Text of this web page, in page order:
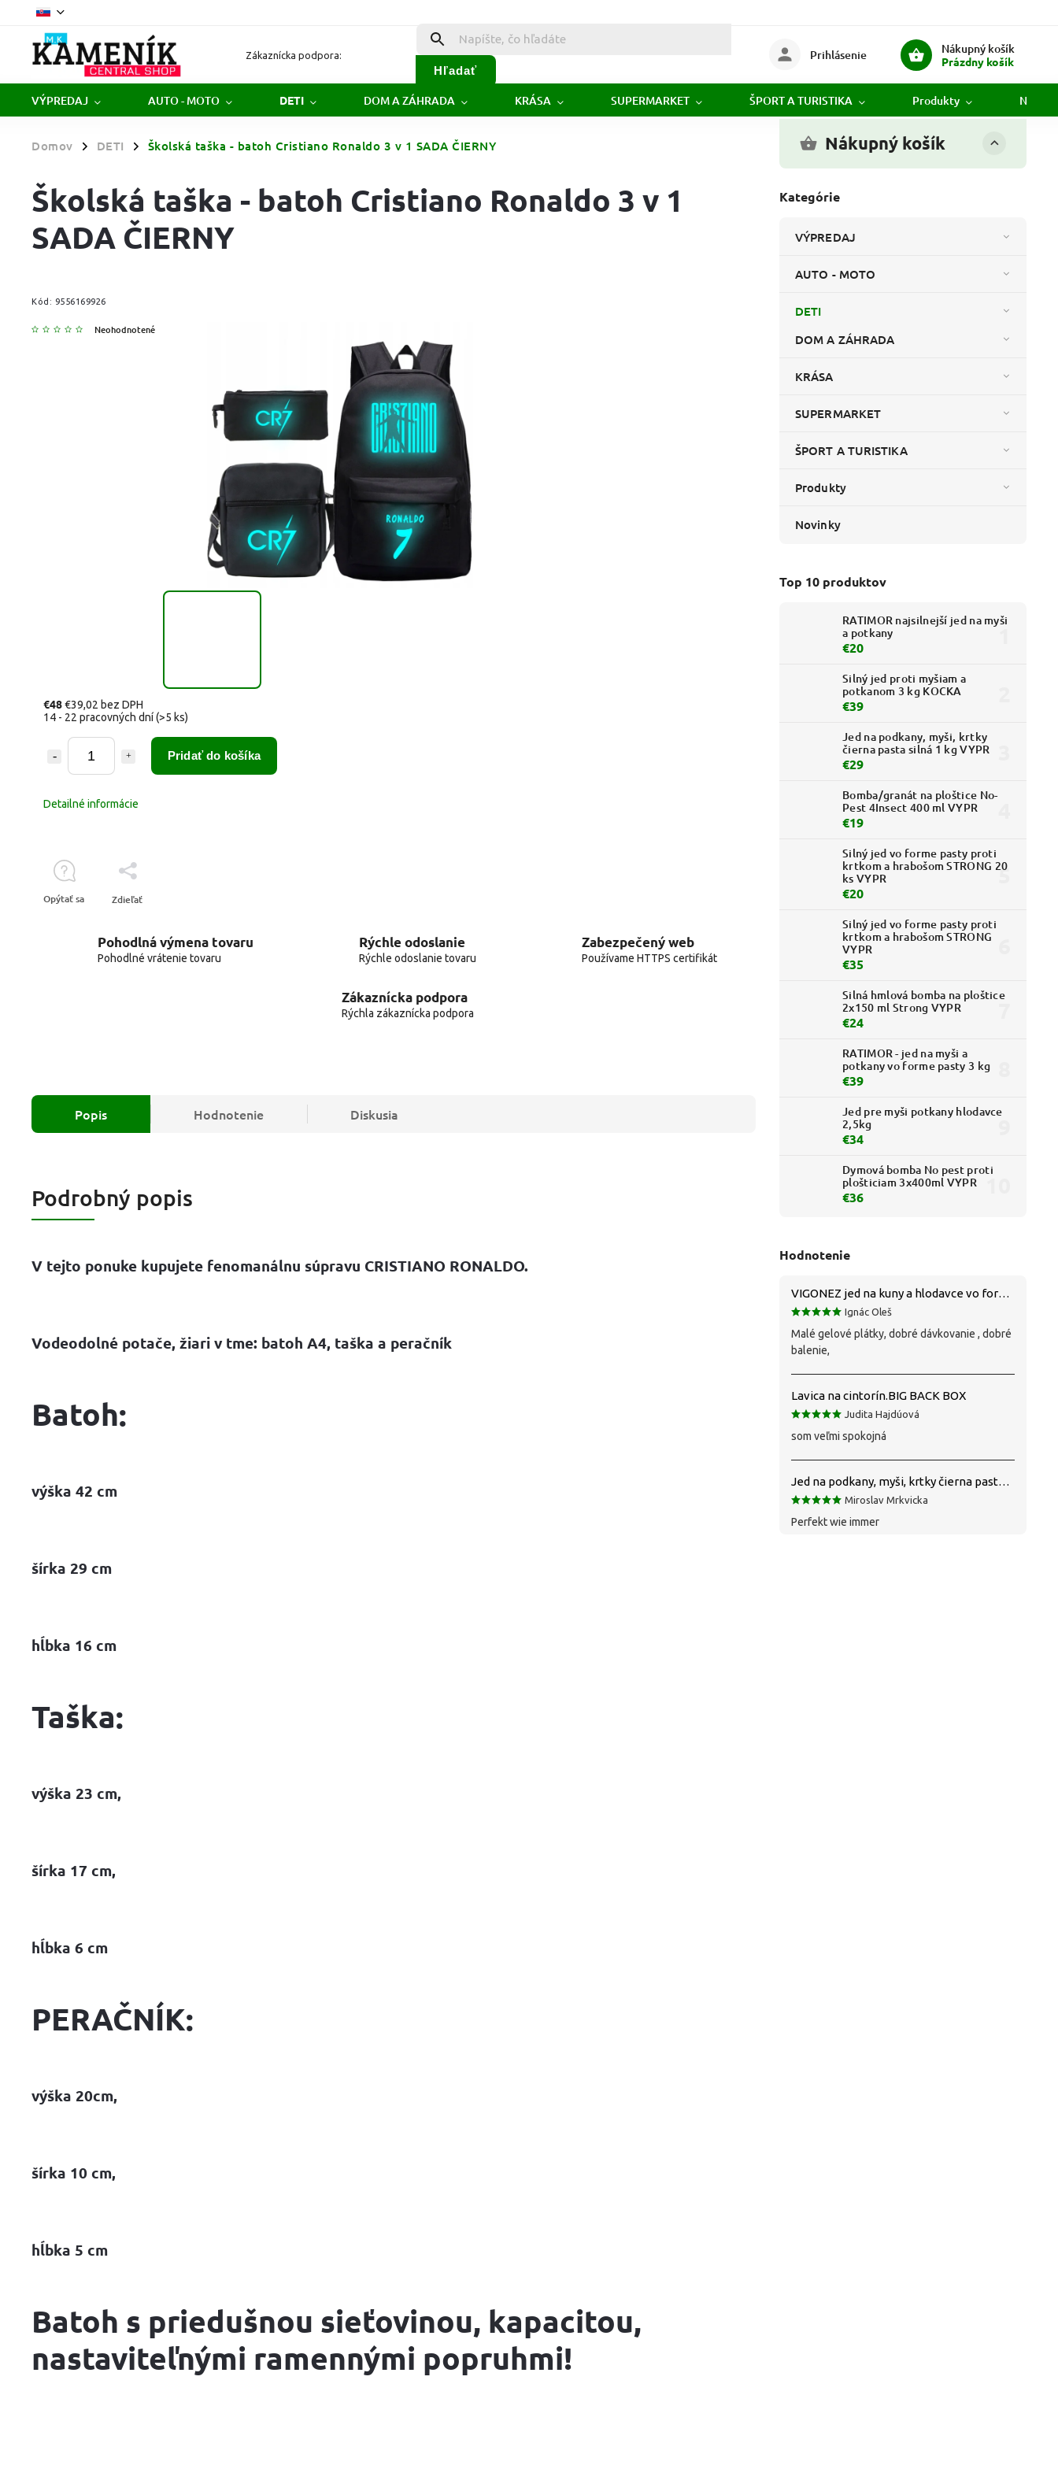
Zákaznícka podpora:
Hľadať
Nákupný košík
Prázdny košík
Prihlásenie
VÝPREDAJ AUTO - MOTO DETI DOM A ZÁHRADA KRÁSA SUPERMARKET ŠPORT A TURISTIKA Produkty
Domov / DETI / Školská taška - batoh Cristiano Ronaldo 3 v 1 SADA ČIERNY Nákupný košík
Kategórie
VÝPREDAJ
AUTO - MOTO
DETI
DOM A ZÁHRADA
KRÁSA
SUPERMARKET
ŠPORT A TURISTIKA
Produkty
Novinky
Top 10 produktov
RATIMOR najsilnejší jed na myši
a potkany
€20
Silný jed proti myšiam a
potkanom 3 kg KOCKA
€39
Jed na podkany, myši, krtky
čierna pasta silná 1 kg VYPR
€29
Bomba/granát na ploštice No-
Pest 4Insect 400 ml VYPR
€19
Silný jed vo forme pasty proti
krtkom a hrabošom STRONG 20
ks VYPR
€20
Silný jed vo forme pasty proti
krtkom a hrabošom STRONG
VYPR
€35
Silná hmlová bomba na ploštice
2x150 ml Strong VYPR
€24
RATIMOR - jed na myši a
potkany vo forme pasty 3 kg
€39
Jed pre myši potkany hlodavce
2,5kg
€34
Dymová bomba No pest proti
plošticiam 3x400ml VYPR
€36
Hodnotenie
VIGONEZ jed na kuny a hlodavce vo forme pasty 1,5 kg
Ignác Oleš
Malé gelové plátky, dobré dávkovanie , dobré
balenie,
Lavica na cintorín.BIG BACK BOX
Judita Hajdúová
som veľmi spokojná
Jed na podkany, myši, krtky čierna pasta silná 1 kg VYPR
Miroslav Mrkvicka
Perfekt wie immer
Školská taška - batoh Cristiano Ronaldo 3 v 1
SADA ČIERNY
Kód: 9556169926
Neohodnotené
€48€39,02 bez DPH
14 - 22 pracovných dní(>5 ks)
Pridať do košíka
Detailné informácie
Opýtať sa Zdieľať
Pohodlná výmena tovaru
Pohodlné vrátenie tovaru
Rýchle odoslanie
Rýchle odoslanie tovaru
Zabezpečený web
Používame HTTPS certifikát
Zákaznícka podpora
Rýchla zákaznícka podpora
Popis Hodnotenie Diskusia
Podrobný popis
V tejto ponuke kupujete fenomanálnu súpravu CRISTIANO RONALDO.
Vodeodolné potače, žiari v tme: batoh A4, taška a peračník
Batoh:
výška 42 cm
šírka 29 cm
hĺbka 16 cm
Taška:
výška 23 cm,
šírka 17 cm,
hĺbka 6 cm
PERAČNÍK:
výška 20cm,
šírka 10 cm,
hĺbka 5 cm
Batoh s priedušnou sieťovinou, kapacitou,
nastaviteľnými ramennými popruhmi!